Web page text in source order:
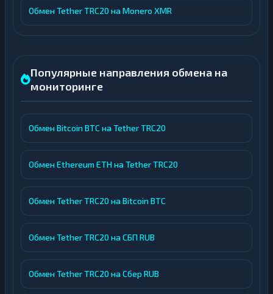
Обмен Tether TRC20 на Monero XMR
Популярные направления обмена на
мониторинге
Обмен Bitcoin BTC на Tether TRC20
Обмен Ethereum ETH на Tether TRC20
Обмен Tether TRC20 на Bitcoin BTC
Обмен Tether TRC20 на СБП RUB
Обмен Tether TRC20 на Сбер RUB